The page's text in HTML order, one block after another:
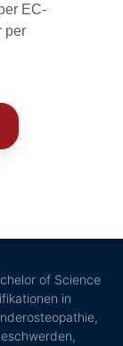
EC-
per
of Science
in